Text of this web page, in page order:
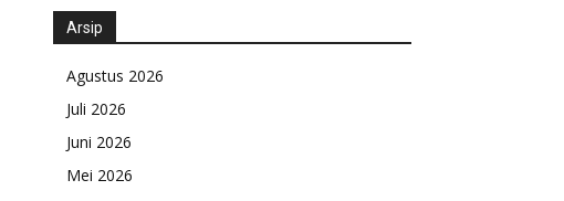
Arsip
Agustus 2026
Juli 2026
Juni 2026
Mei 2026